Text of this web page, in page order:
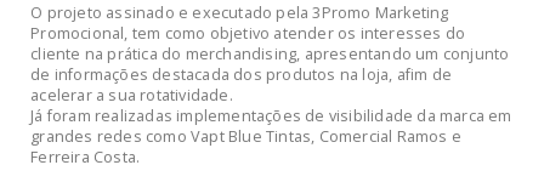
O projeto assinado e executado pela 3Promo Marketing
Promocional, tem como objetivo atender os interesses do
cliente na prática do merchandising, apresentando um conjunto
de informações destacada dos produtos na loja, afim de
acelerar a sua rotatividade.
Já foram realizadas implementações de visibilidade da marca em
grandes redes como Vapt Blue Tintas, Comercial Ramos e
Ferreira Costa.